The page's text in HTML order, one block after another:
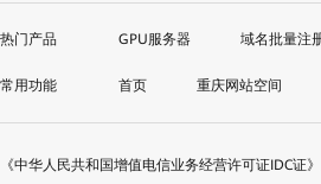
GPU服务器 域名批量注
首页 重庆网站空间
《中华人民共和国增值电信业务经营许可证IDC